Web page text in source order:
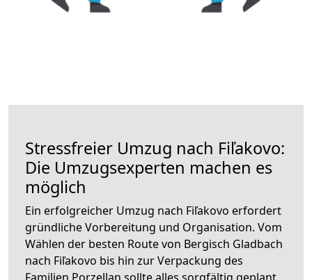
Stressfreier Umzug nach Fiľakovo:
Die Umzugsexperten machen es
möglich
Ein erfolgreicher Umzug nach Fiľakovo erfordert
gründliche Vorbereitung und Organisation. Vom
Wählen der besten Route von Bergisch Gladbach
nach Fiľakovo bis hin zur Verpackung des